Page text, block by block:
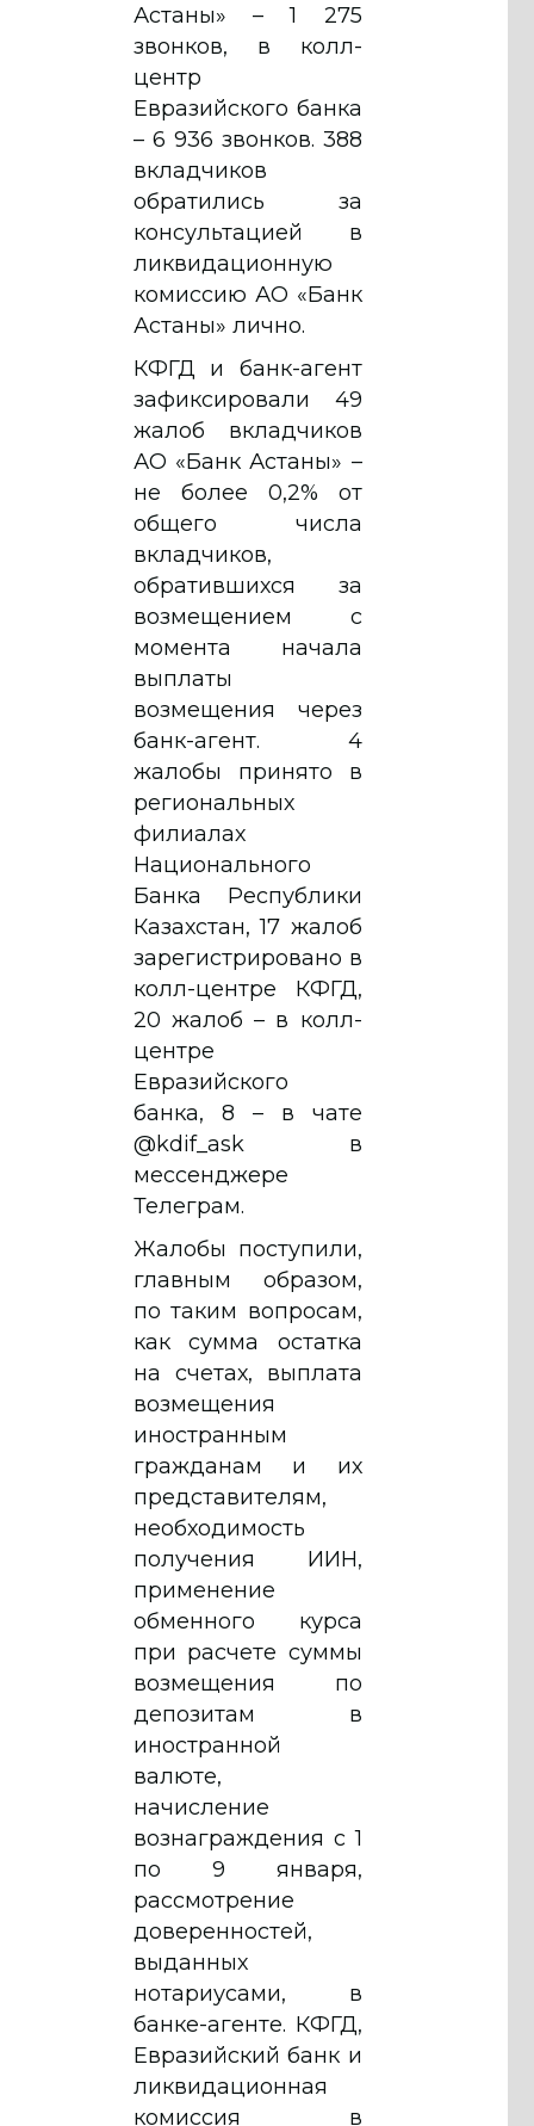
Астаны» – 1 275
звонков, в колл-
центр
Евразийского банка
– 6 936 звонков. 388
вкладчиков
обратились за
консультацией в
ликвидационную
комиссию АО «Банк
Астаны» лично.
КФГД и банк-агент
зафиксировали 49
жалоб вкладчиков
АО «Банк Астаны» –
не более 0,2% от
общего числа
вкладчиков,
обратившихся за
возмещением с
момента начала
выплаты
возмещения через
банк-агент. 4
жалобы принято в
региональных
филиалах
Национального
Банка Республики
Казахстан, 17 жалоб
зарегистрировано в
колл-центре КФГД,
20 жалоб – в колл-
центре
Евразийского
банка, 8 – в чате
@kdif_ask в
мессенджере
Телеграм.
Жалобы поступили,
главным образом,
по таким вопросам,
как сумма остатка
на счетах, выплата
возмещения
иностранным
гражданам и их
представителям,
необходимость
получения ИИН,
применение
обменного курса
при расчете суммы
возмещения по
депозитам в
иностранной
валюте,
начисление
вознаграждения с 1
по 9 января,
рассмотрение
доверенностей,
выданных
нотариусами, в
банке-агенте. КФГД,
Евразийский банк и
ликвидационная
комиссия в